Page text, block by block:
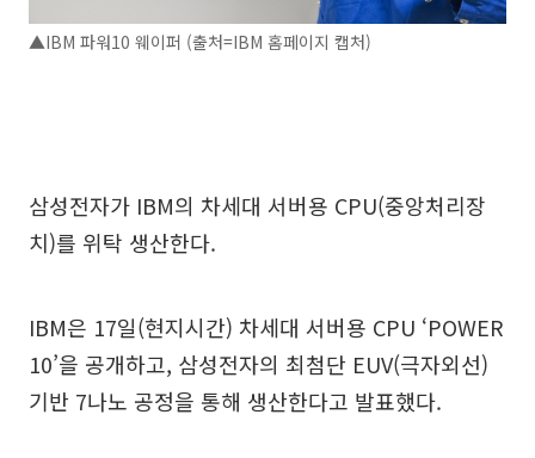
▲IBM 파워10 웨이퍼 (출처=IBM 홈페이지 캡처)
삼성전자가 IBM의 차세대 서버용 CPU(중앙처리장
치)를 위탁 생산한다.
IBM은 17일(현지시간) 차세대 서버용 CPU ‘POWER
10’을 공개하고, 삼성전자의 최첨단 EUV(극자외선)
기반 7나노 공정을 통해 생산한다고 발표했다.